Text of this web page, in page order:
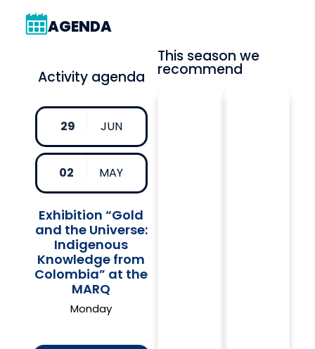
AGENDA
This season we
recommend
Activity agenda
29 JUN
02 MAY
Exhibition “Gold
and the Universe:
Indigenous
Knowledge from
Colombia” at the
MARQ
Monday